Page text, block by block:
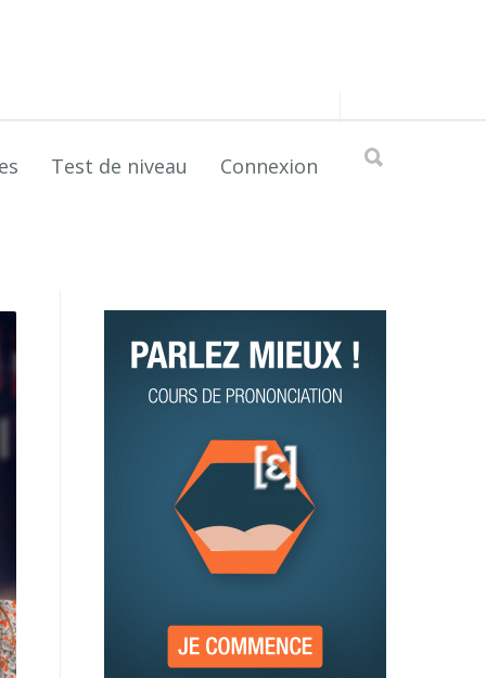
Test de niveau Connexion